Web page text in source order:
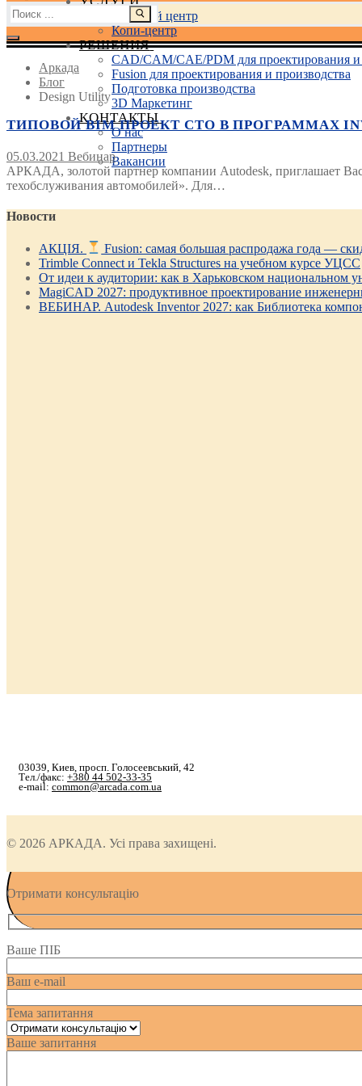
Учебный центр
Копи-центр
РЕШЕНИЯ
CAD/CAM/CAE/PDM для проектирования и
Fusion для проектирования и производства
Подготовка производства
3D Маркетинг
КОНТАКТЫ
О нас
Партнеры
Вакансии
Найти:
Аркада
Блог
Design Utility
ТИПОВОЙ BIM ПРОЕКТ СТО В ПРОГРАММАХ
05.03.2021 Вебинар
АРКАДА, золотой партнер компании Autodesk, приглашает
техобслуживания автомобилей». Для…
Новости
АКЦІЯ. Fusion: самая большая распродажа года —
Trimble Connect и Tekla Structures на учебном курсе УЦСС
От идеи к аудитории: как в Харьковском национальном
MagiCAD 2027: продуктивное проектирование
ВЕБИНАР. Autodesk Inventor 2027: как Библиотека
03039, Киев, просп. Голосеевський, 42
Тел./факс: +380 44 502-33-35
e-mail: common@arcada.com.ua
© 2026 АРКАДА. Усі права захищені.
Отримати консультацію
Ваше ПІБ
Ваш e-mail
Тема запитання
Ваше запитання